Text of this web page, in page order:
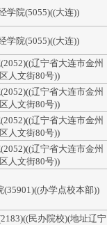
学院(5055)((大连))
学院(5055)((大连))
辽宁省大连市金州
人文街80号))
辽宁省大连市金州
人文街80号))
辽宁省大连市金州
人文街80号))
辽宁省大连市金州
人文街80号))
(35901)((办学点校本部))
民办院校)(地址辽宁